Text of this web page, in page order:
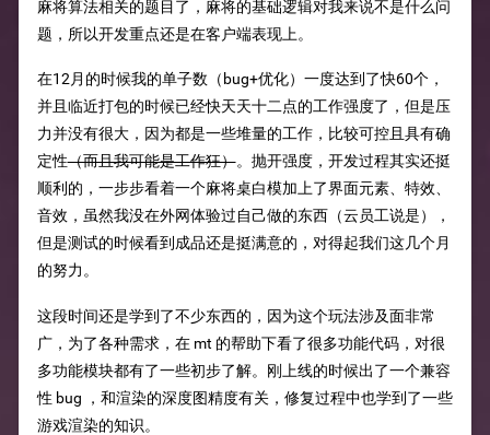
麻将算法相关的题目了，麻将的基础逻辑对我来说不是什么问
题，所以开发重点还是在客户端表现上。
在12月的时候我的单子数（bug+优化）一度达到了快60个，
并且临近打包的时候已经快天天十二点的工作强度了，但是压
力并没有很大，因为都是一些堆量的工作，比较可控且具有确
定性（而且我可能是工作狂）。抛开强度，开发过程其实还挺
顺利的，一步步看着一个麻将桌白模加上了界面元素、特效、
音效，虽然我没在外网体验过自己做的东西（云员工说是），
但是测试的时候看到成品还是挺满意的，对得起我们这几个月
的努力。
这段时间还是学到了不少东西的，因为这个玩法涉及面非常
广，为了各种需求，在 mt 的帮助下看了很多功能代码，对很
多功能模块都有了一些初步了解。刚上线的时候出了一个兼容
性 bug ，和渲染的深度图精度有关，修复过程中也学到了一些
游戏渲染的知识。